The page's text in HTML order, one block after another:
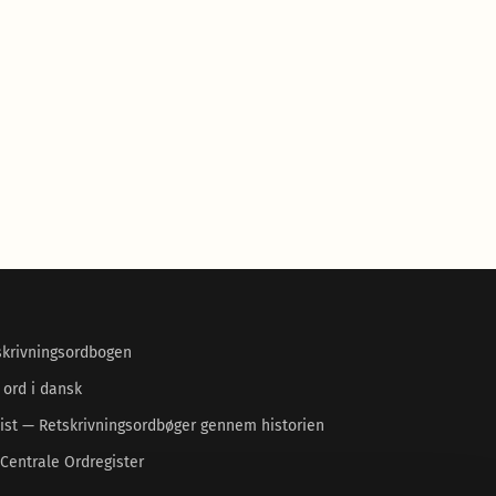
ord i dansk
— Retskrivningsordbøger gennem historien
Ordregister